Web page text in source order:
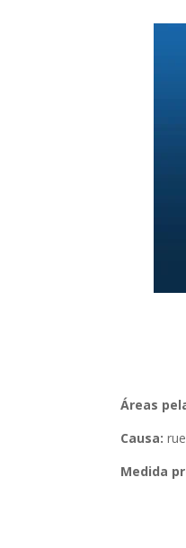
Áreas
Causa:
Medida